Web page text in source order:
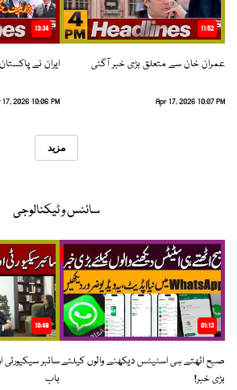
11:52
عمران خان سے متعلق بڑی خبر آگئی
Apr 17, 2026 10:07 PM
13:34
ایران نے
17, 2026 10:06 PM
مزید
سائنس و ٹیکنالوجی
01:13
صبح اٹھتے ہی اسٹیٹس دیکھنے والوں کیلئے
بڑی خبر!
10:48
سائبر سیکیورٹی
باب